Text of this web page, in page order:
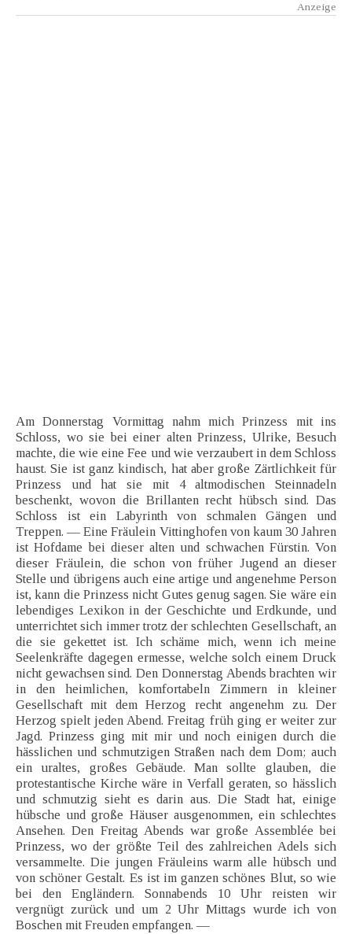
Am Donnerstag Vormittag nahm mich Prinzess mit ins
Schloss, wo sie bei einer alten Prinzess, Ulrike, Besuch
machte, die wie eine Fee und wie verzaubert in dem Schloss
haust. Sie ist ganz kindisch, hat aber große Zärtlichkeit für
Prinzess und hat sie mit 4 altmodischen Steinnadeln
beschenkt, wovon die Brillanten recht hübsch sind. Das
Schloss ist ein Labyrinth von schmalen Gängen und
Treppen. — Eine Fräulein Vittinghofen von kaum 30 Jahren
ist Hofdame bei dieser alten und schwachen Fürstin. Von
dieser Fräulein, die schon von früher Jugend an dieser
Stelle und übrigens auch eine artige und angenehme Person
ist, kann die Prinzess nicht Gutes genug sagen. Sie wäre ein
lebendiges Lexikon in der Geschichte und Erdkunde, und
unterrichtet sich immer trotz der schlechten Gesellschaft, an
die sie gekettet ist. Ich schäme mich, wenn ich meine
Seelenkräfte dagegen ermesse, welche solch einem Druck
nicht gewachsen sind. Den Donnerstag Abends brachten wir
in den heimlichen, komfortabeln Zimmern in kleiner
Gesellschaft mit dem Herzog recht angenehm zu. Der
Herzog spielt jeden Abend. Freitag früh ging er weiter zur
Jagd. Prinzess ging mit mir und noch einigen durch die
hässlichen und schmutzigen Straßen nach dem Dom; auch
ein uraltes, großes Gebäude. Man sollte glauben, die
protestantische Kirche wäre in Verfall geraten, so hässlich
und schmutzig sieht es darin aus. Die Stadt hat, einige
hübsche und große Häuser ausgenommen, ein schlechtes
Ansehen. Den Freitag Abends war große Assemblée bei
Prinzess, wo der größte Teil des zahlreichen Adels sich
versammelte. Die jungen Fräuleins warm alle hübsch und
von schöner Gestalt. Es ist im ganzen schönes Blut, so wie
bei den Engländern. Sonnabends 10 Uhr reisten wir
vergnügt zurück und um 2 Uhr Mittags wurde ich von
Boschen mit Freuden empfangen. —